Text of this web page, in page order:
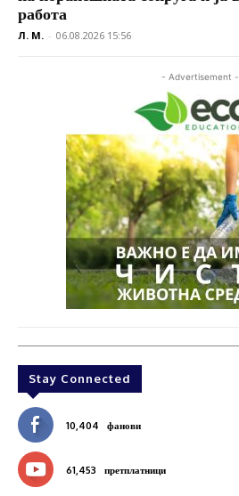
работа
Л. М. - 06.08.2026 15:56
- Advertisement -
Stay Connected
10,404 фанови
61,453 претплатници